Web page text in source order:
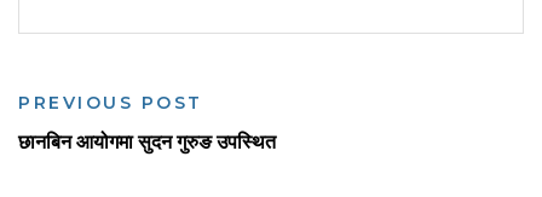
PREVIOUS POST
छानबिन आयोगमा सुदन गुरुङ उपस्थित